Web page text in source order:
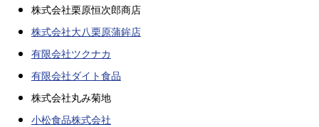
株式会社栗原恒次郎商店
株式会社大八栗原蒲鉾店
有限会社ツクナカ
有限会社ダイト食品
株式会社丸み菊地
小松食品株式会社